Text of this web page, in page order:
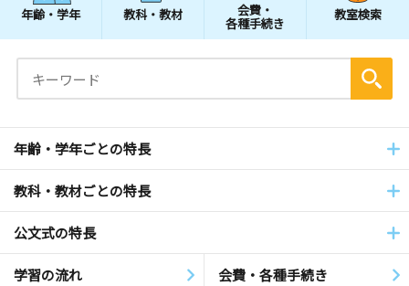
年齢・学年 教科・教材 会費・
各種手続き
教室検索
年齢・学年ごとの特長
教科・教材ごとの特長
公文式の特長
学習の流れ 会費・各種手続き